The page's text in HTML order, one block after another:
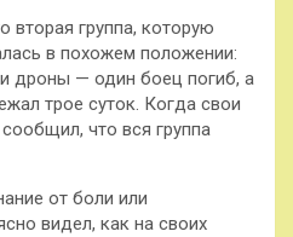
вторая группа, которую
в похожем положении:
дроны — один боец погиб, а
трое суток. Когда свои
что вся группа
от боли или
видел, как на своих